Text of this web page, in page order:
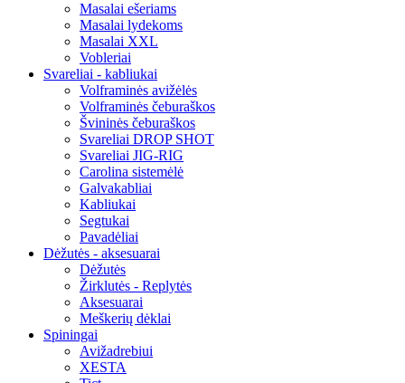
Masalai ešeriams
Masalai lydekoms
Masalai XXL
Vobleriai
Svareliai - kabliukai
Volframinės avižėlės
Volframinės čeburaškos
Švininės čeburaškos
Svareliai DROP SHOT
Svareliai JIG-RIG
Carolina sistemėlė
Galvakabliai
Kabliukai
Segtukai
Pavadėliai
Dėžutės - aksesuarai
Dėžutės
Žirklutės - Replytės
Aksesuarai
Meškerių dėklai
Spiningai
Avižadrebiui
XESTA